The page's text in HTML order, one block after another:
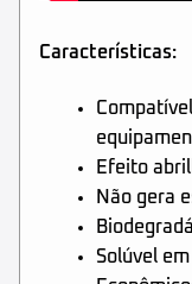
Características:
Efeito
Não gera
Solúvel